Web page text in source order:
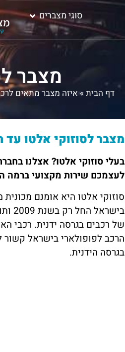
סוגי מצברים
מצבר
דף הבית »איזה מצבר מתאים
מצבר לסוזוקי אלטו
בעלי סוזוקי אלטו? אצלנו
לעצמכם שירות מקצועי ברמה
בגרסה הידנית.